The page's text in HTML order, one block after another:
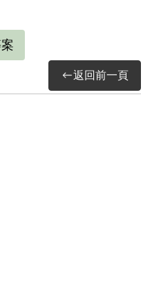
叛亂組織之證據資
錄與查報情形相
拜會、研究會之組
故認非有實據。
告撤銷判決處分。
返回前一頁